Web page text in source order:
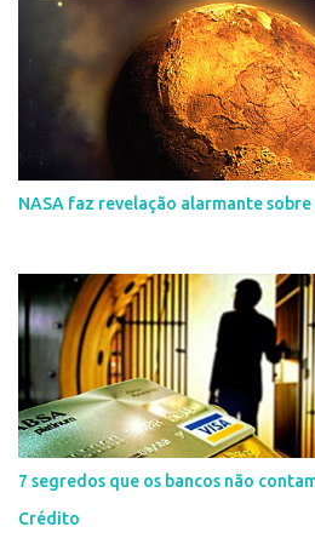
NASA faz revelação alarmante
7 segredos que os bancos não
Crédito